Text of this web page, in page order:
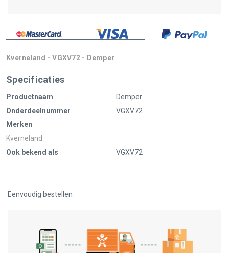
Kverneland - VGXV72 - Demper
Specificaties
Productnaam
Demper
Onderdeelnummer
VGXV72
Merken
Kverneland
Ook bekend als
VGXV72
Eenvoudig bestellen